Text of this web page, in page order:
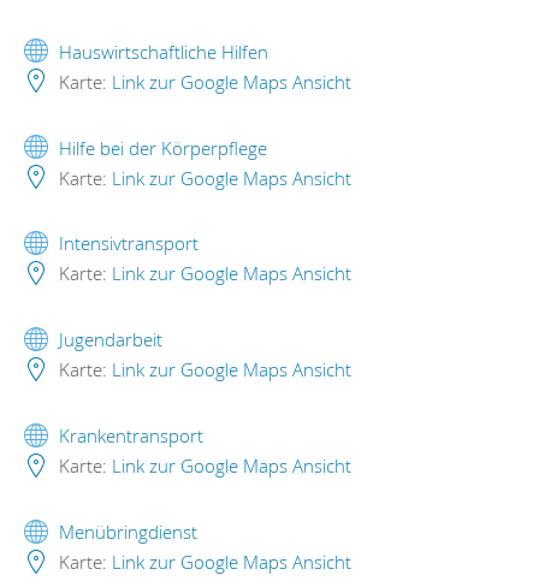
Hauswirtschaftliche Hilfen
Karte: Link zur Google Maps Ansicht
Hilfe bei der Körperpflege
Karte: Link zur Google Maps Ansicht
Intensivtransport
Karte: Link zur Google Maps Ansicht
Jugendarbeit
Karte: Link zur Google Maps Ansicht
Krankentransport
Karte: Link zur Google Maps Ansicht
Menübringdienst
Karte: Link zur Google Maps Ansicht